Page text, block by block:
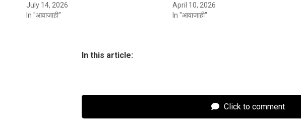
July 14, 2026
In "आवाजाही"
April 10, 2026
In "आवाजाही"
In this article:
Click to comment